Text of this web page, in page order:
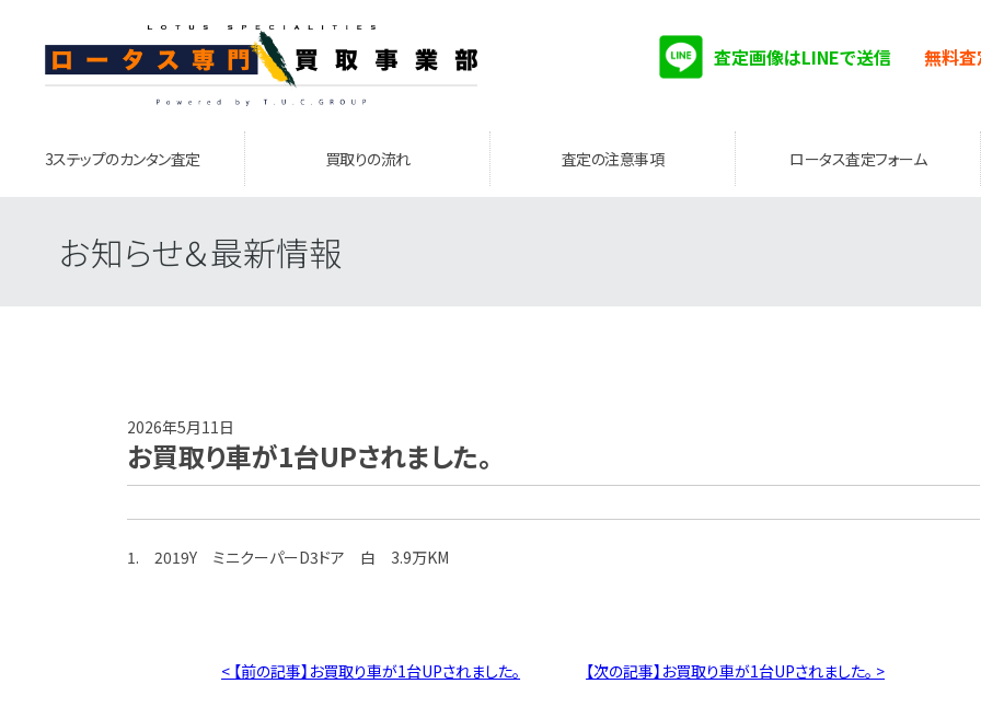
査定画像はLINEで送信 無料査
3ステップのカンタン査定 買取りの流れ 査定の注意事項 ロータス査定フォーム
お知らせ＆最新情報
2026年5月11日
お買取り車が1台UPされました。
1. 2019Y ミニクーパーD3ドア 白 3.9万KM
< 【前の記事】お買取り車が1台UPされました。 【次の記事】お買取り車が1台UPされました。 >